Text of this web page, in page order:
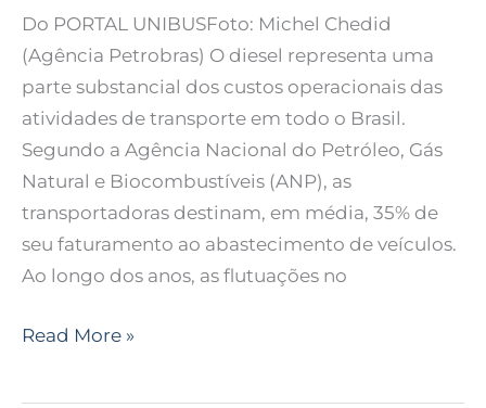
Do PORTAL UNIBUSFoto: Michel Chedid
(Agência Petrobras) O diesel representa uma
parte substancial dos custos operacionais das
atividades de transporte em todo o Brasil.
Segundo a Agência Nacional do Petróleo, Gás
Natural e Biocombustíveis (ANP), as
transportadoras destinam, em média, 35% de
seu faturamento ao abastecimento de veículos.
Ao longo dos anos, as flutuações no
Read More »